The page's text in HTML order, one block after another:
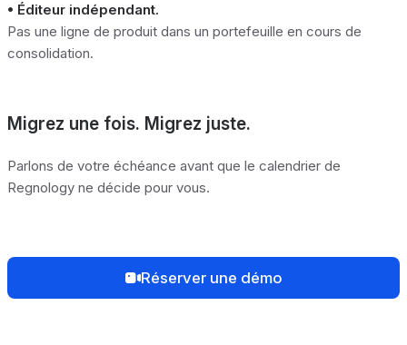
• Éditeur indépendant.
Pas une ligne de produit dans un portefeuille en cours de
consolidation.
Migrez une fois. Migrez juste.
Parlons de votre échéance avant que le calendrier de
Regnology ne décide pour vous.
Réserver une démo